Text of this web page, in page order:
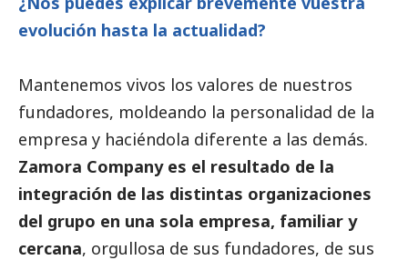
evolución hasta la actualidad?
Mantenemos vivos los valores de nuestros
fundadores, moldeando la personalidad de la
empresa y haciéndola diferente a las demás.
Zamora Company es el resultado de la
integración de las distintas organizaciones
del grupo en una sola empresa, familiar y
cercana, orgullosa de sus fundadores, de sus